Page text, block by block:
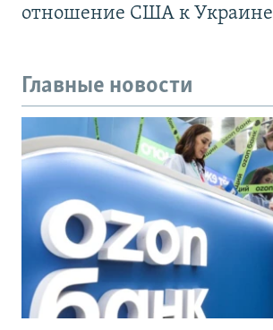
отношение США к Украине
Главные новости